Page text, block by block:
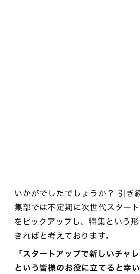
いかがでしたでしょうか？ 引
集部では不定期に次世代スター
をピックアップし、特集という
きればと考えております。
「スタートアップで新しいチャ
という皆様のお役に立てると幸